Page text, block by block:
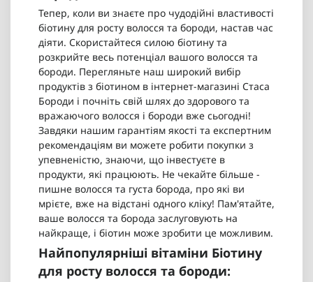
Тепер, коли ви знаєте про чудодійні властивості
біотину для росту волосся та бороди, настав час
діяти. Скористайтеся силою біотину та
розкрийте весь потенціал вашого волосся та
бороди. Перегляньте наш широкий вибір
продуктів з біотином в інтернет-магазині Стаса
Бороди і почніть свій шлях до здорового та
вражаючого волосся і бороди вже сьогодні!
Завдяки нашим гарантіям якості та експертним
рекомендаціям ви можете робити покупки з
упевненістю, знаючи, що інвестуєте в
продукти, які працюють. Не чекайте більше -
пишне волосся та густа борода, про які ви
мрієте, вже на відстані одного кліку! Пам'ятайте,
ваше волосся та борода заслуговують на
найкраще, і біотин може зробити це можливим.
Найпопулярніші вітаміни Біотину
для росту волосся та бороди: